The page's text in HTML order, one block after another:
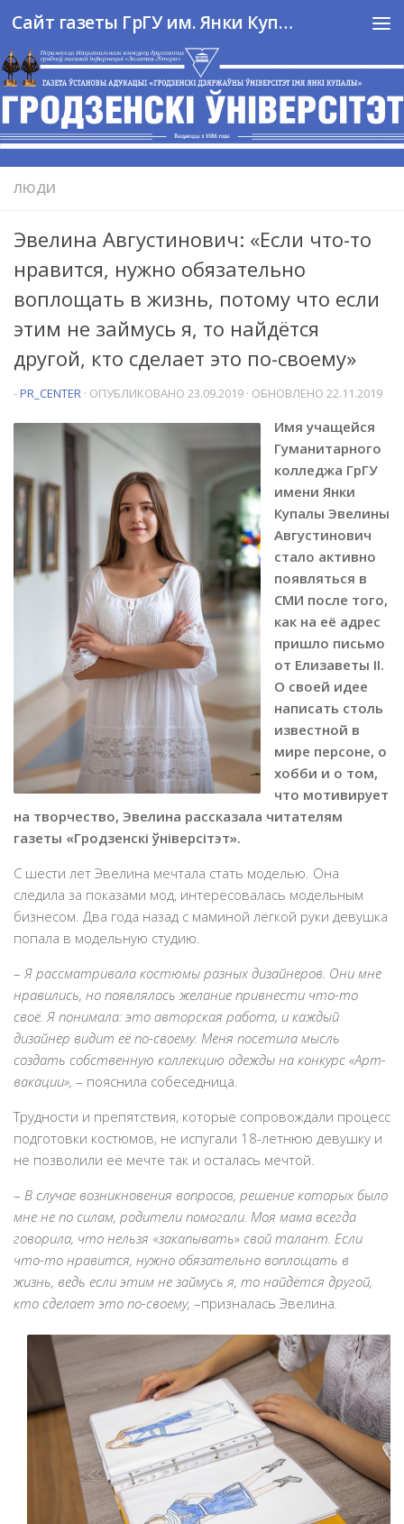
Перейти к содержимому Сайт газеты ГрГУ им. Янки Купалы
ЛЮДИ
Эвелина Августинович: «Если что-то
нравится, нужно обязательно
воплощать в жизнь, потому что если
этим не займусь я, то найдётся
другой, кто сделает это по-своему»
-PR_CENTER · ОПУБЛИКОВАНО 23.09.2019 · ОБНОВЛЕНО 22.11.2019
Имя учащейся
Гуманитарного
колледжа ГрГУ
имени Янки
Купалы Эвелины
Августинович
стало активно
появляться в
СМИ после того,
как на её адрес
пришло письмо
от Елизаветы II.
О своей идее
написать столь
известной в
мире персоне, о
хобби и о том,
что мотивирует
на творчество, Эвелина рассказала читателям
газеты «Гродзенскі ўніверсітэт».
С шести лет Эвелина мечтала стать моделью. Она
следила за показами мод, интересовалась модельным
бизнесом. Два года назад с маминой лёгкой руки девушка
попала в модельную студию.
– Я рассматривала костюмы разных дизайнеров. Они мне
нравились, но появлялось желание привнести что-то
своё. Я понимала: это авторская работа, и каждый
дизайнер видит её по-своему. Меня посетила мысль
создать собственную коллекцию одежды на конкурс «Арт-
вакации», – пояснила собеседница.
Трудности и препятствия, которые сопровождали процесс
подготовки костюмов, не испугали 18-летнюю девушку и
не позволили её мечте так и осталась мечтой.
– В случае возникновения вопросов, решение которых было
мне не по силам, родители помогали. Моя мама всегда
говорила, что нельзя «закапывать» свой талант. Если
что-то нравится, нужно обязательно воплощать в
жизнь, ведь если этим не займусь я, то найдётся другой,
кто сделает это по-своему, –призналась Эвелина.